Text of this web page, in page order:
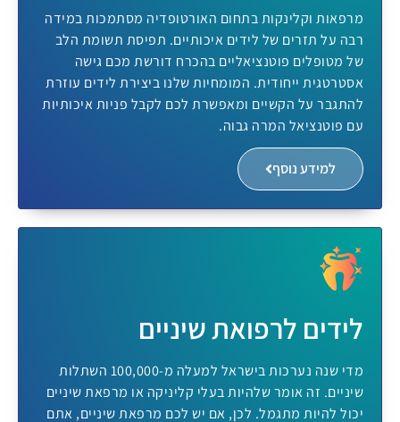
מרפאות וקלינקות בתחום האורטופדיה מסתמכות במידה
רבה על תזרים של לידים איכותיים. תפיסת תשומת הלב
של מטופלים פוטנציאליים בהכרח דורשת מכם גישה
אסטרטגית ייחודית. המומחיות שלנו ביצירת לידים עוזרת
להתגבר על הקשיים ומאפשרת לכם לקבל פניות איכותיות
עם פוטנציאל המרה גבוה.
למידע נוסף
לידים לרפואת שיניים
מדי שנה נערכות בישראל למעלה מ-100,000 השתלות
שיניים. זה אומר שלהיות בעלי קליניקה או מרפאת שיניים
יכול להיות מתגמל. לכן, אם יש לכם מרפאת שיניים, אתם